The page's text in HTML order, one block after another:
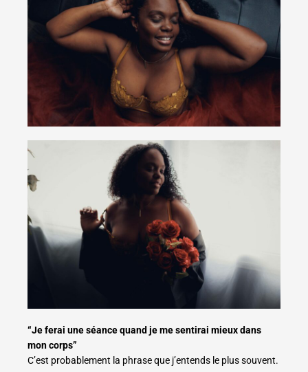
“Je ferai une séance quand je me sentirai mieux dans
mon corps”
C’est probablement la phrase que j’entends le plus souvent.